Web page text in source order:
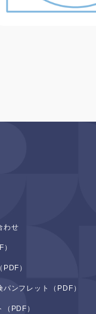
わせ
）
ンフレット（PDF）
PDF）